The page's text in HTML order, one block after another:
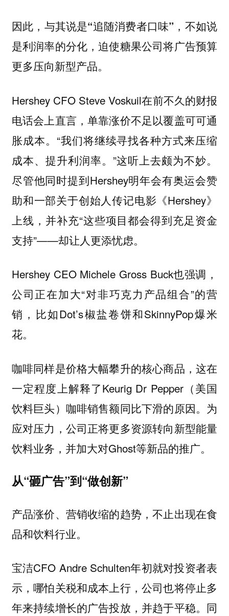
因此，与其说是“追随消费者口味”，不如说
是利润率的分化，迫使糖果公司将广告预算
更多压向新型产品。
Hershey CFO Steve Voskuil在前不久的财报
电话会上直言，单靠涨价不足以覆盖可可通
胀成本。“我们将继续寻找各种方式来压缩
成本、提升利润率。”这听上去颇为不妙。
尽管他同时提到Hershey明年会有奥运会赞
助和一部关于创始人传记电影《Hershey》
上线，并补充“这些项目都会得到充足资金
支持”——却让人更添忧虑。
Hershey CEO Michele Gross Buck也强调，
公司正在加大“对非巧克力产品组合”的营
销，比如Dot’s椒盐卷饼和SkinnyPop爆米
花。
咖啡同样是价格大幅攀升的核心商品，这在
一定程度上解释了Keurig Dr Pepper（美国
饮料巨头）咖啡销售额同比下滑的原因。为
应对压力，公司正将更多资源转向新型能量
饮料业务，并加大对Ghost等新品的推广。
从“砸广告”到“做创新”
产品涨价、营销收缩的趋势，不止出现在食
品和饮料行业。
宝洁CFO Andre Schulten年初就对投资者表
示，哪怕关税和成本上行，公司也将停止多
年来持续增长的广告投放，并趋于平稳。同